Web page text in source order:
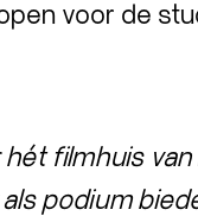
voor de
filmhuis van
podium